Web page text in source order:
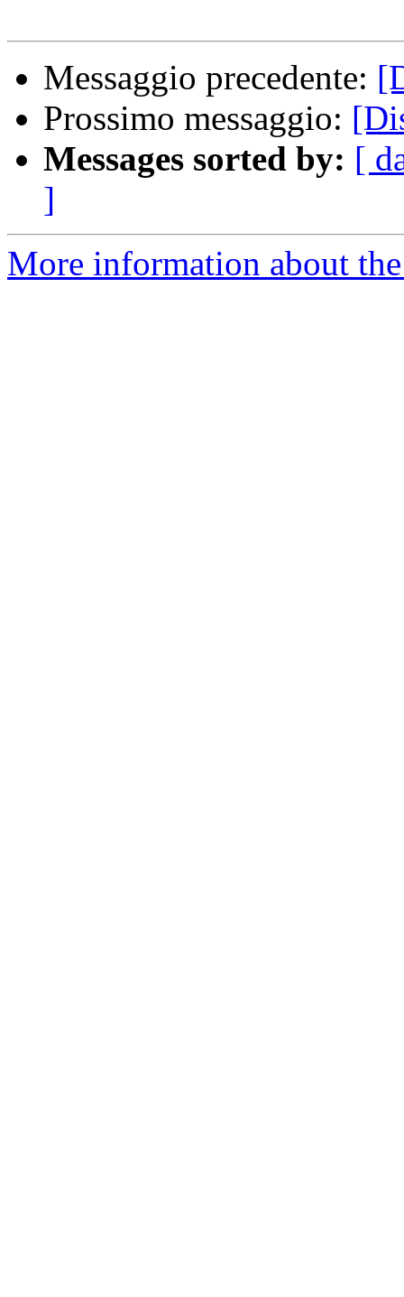
Messaggio precedente:
Prossimo messaggio:
Messages sorted by: [
]
More information about